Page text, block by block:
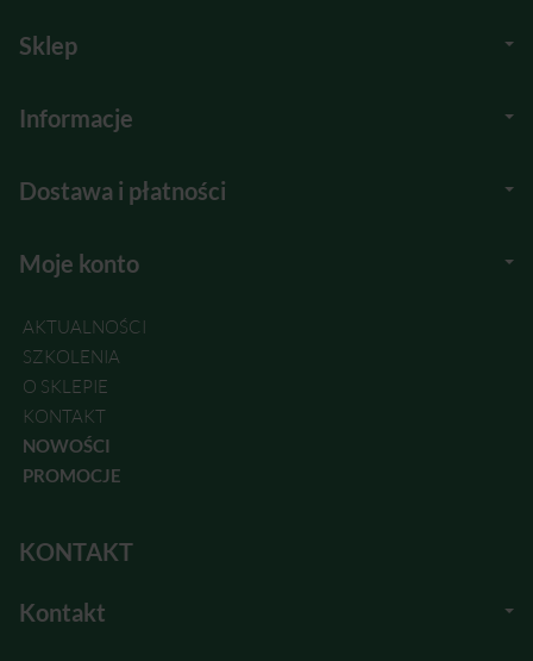
Sklep
Informacje
Dostawa i płatności
Moje konto
AKTUALNOŚCI
SZKOLENIA
O SKLEPIE
KONTAKT
NOWOŚCI
PROMOCJE
KONTAKT
Kontakt